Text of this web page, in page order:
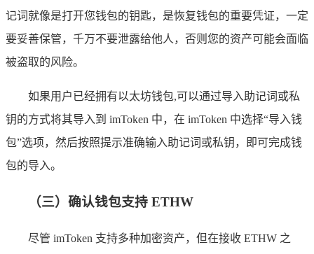
记词就像是打开您钱包的钥匙，是恢复钱包的重要凭证，一定
要妥善保管，千万不要泄露给他人，否则您的资产可能会面临
被盗取的风险。
如果用户已经拥有以太坊钱包,可以通过导入助记词或私
钥的方式将其导入到 imToken 中，在 imToken 中选择“导入钱
包”选项，然后按照提示准确输入助记词或私钥，即可完成钱
包的导入。
（三）确认钱包支持 ETHW
尽管 imToken 支持多种加密资产，但在接收 ETHW 之